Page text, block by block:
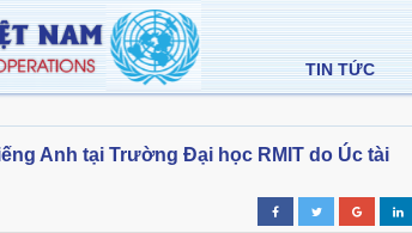
TIN TỨC
Anh tại Trường Đại học RMIT do Úc tài